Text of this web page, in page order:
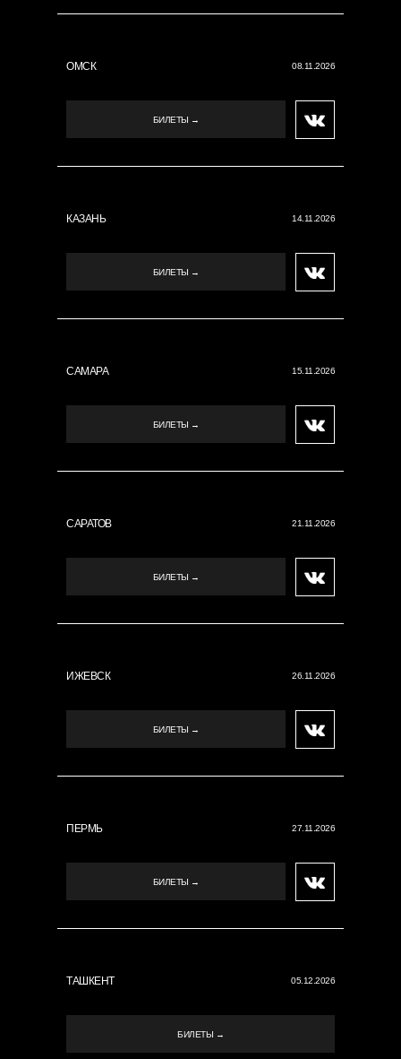
08.11.2026
БИЛЕТЫ →
ОМСК
14.11.2026
БИЛЕТЫ →
КАЗАНЬ
15.11.2026
БИЛЕТЫ →
САМАРА
21.11.2026
БИЛЕТЫ →
САРАТОВ
26.11.2026
БИЛЕТЫ →
ИЖЕВСК
27.11.2026
БИЛЕТЫ →
ПЕРМЬ
05.12.2026
БИЛЕТЫ →
ТАШКЕНТ